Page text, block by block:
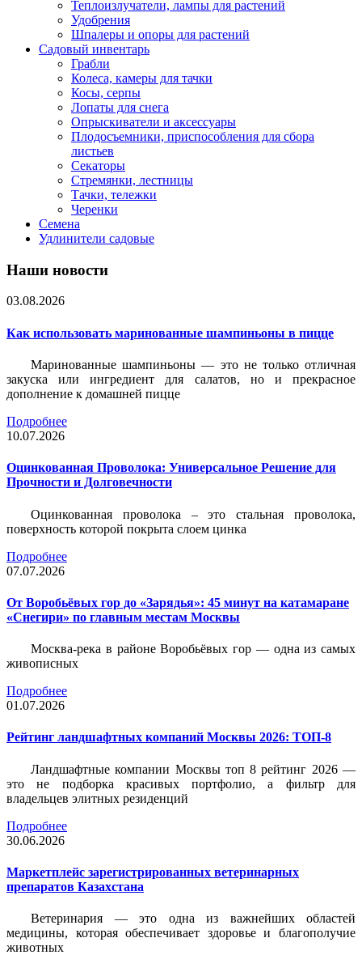
Теплоизлучатели, лампы для растений
Удобрения
Шпалеры и опоры для растений
Садовый инвентарь
Грабли
Колеса, камеры для тачки
Косы, серпы
Лопаты для снега
Опрыскиватели и аксессуары
Плодосъемники, приспособления для сбора
листьев
Секаторы
Стремянки, лестницы
Тачки, тележки
Черенки
Семена
Удлинители садовые
Наши новости
03.08.2026
Как использовать маринованные шампиньоны в пицце
Маринованные шампиньоны — это не только отличная
закуска или ингредиент для салатов, но и прекрасное
дополнение к домашней пицце
Подробнее
10.07.2026
Оцинкованная Проволока: Универсальное Решение для
Прочности и Долговечности
Оцинкованная проволока – это стальная проволока,
поверхность которой покрыта слоем цинка
Подробнее
07.07.2026
От Воробьёвых гор до «Зарядья»: 45 минут на катамаране
«Снегири» по главным местам Москвы
Москва-река в районе Воробьёвых гор — одна из самых
живописных
Подробнее
01.07.2026
Рейтинг ландшафтных компаний Москвы 2026: ТОП-8
Ландшафтные компании Москвы топ 8 рейтинг 2026 —
это не подборка красивых портфолио, а фильтр для
владельцев элитных резиденций
Подробнее
30.06.2026
Маркетплейс зарегистрированных ветеринарных
препаратов Казахстана
Ветеринария — это одна из важнейших областей
медицины, которая обеспечивает здоровье и благополучие
животных